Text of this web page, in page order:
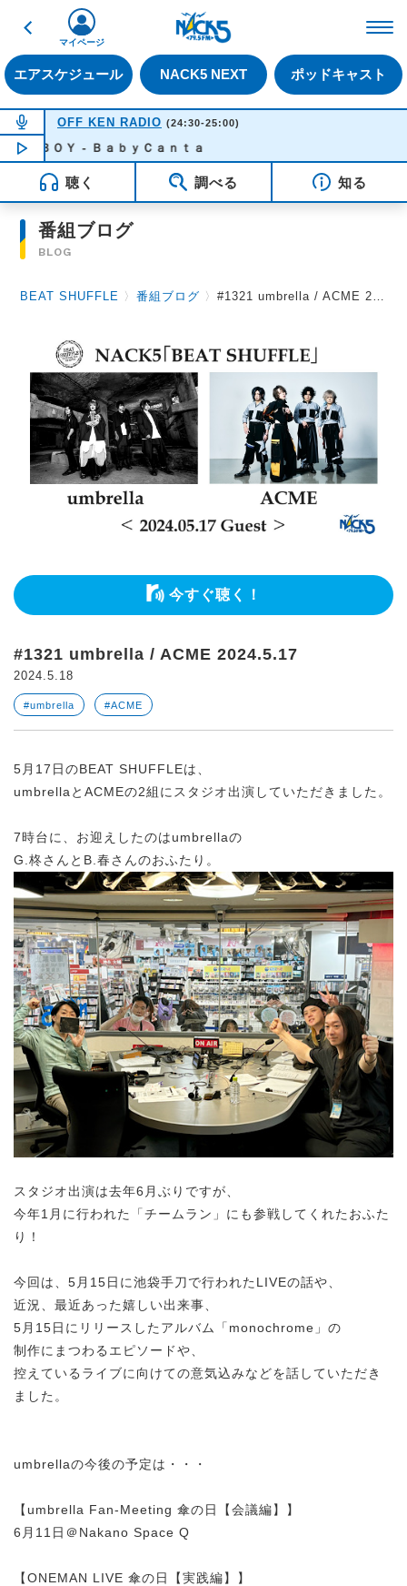
戻る
エアスケジュール NACK5 NEXT ポッドキャスト
マイページ
NOW ON AIR
OFF KEN RADIO (24:30-25:00)
NOW PLAYING00:30
ＯＹ - ＢａｂｙＣａｎｔａ
聴く 調べる 知る
番組ブログ
BLOG
BEAT SHUFFLE 〉番組ブログ 〉#1321 umbrella / ACME 2024.5.17
今すぐ聴く！
#1321 umbrella / ACME 2024.5.17
2024.5.18
#umbrella #ACME
5月17日のBEAT SHUFFLEは、
umbrellaとACMEの2組にスタジオ出演していただきました。
7時台に、お迎えしたのはumbrellaの
G.柊さんとB.春さんのおふたり。
スタジオ出演は去年6月ぶりですが、
今年1月に行われた「チームラン」にも参戦してくれたおふた
り！
今回は、5月15日に池袋手刀で行われたLIVEの話や、
近況、最近あった嬉しい出来事、
5月15日にリリースしたアルバム「monochrome」の
制作にまつわるエピソードや、
控えているライブに向けての意気込みなどを話していただき
ました。
umbrellaの今後の予定は・・・
【umbrella Fan-Meeting 傘の日【会議編】】
6月11日＠Nakano Space Q
【ONEMAN LIVE 傘の日【実践編】】